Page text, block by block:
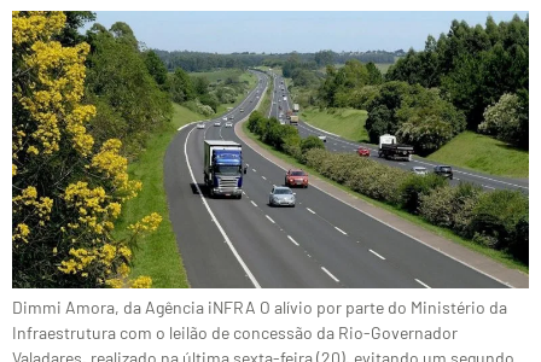
Dimmi Amora, da Agência iNFRA O alívio por parte do Ministério da
Infraestrutura com o leilão de concessão da Rio-Governador